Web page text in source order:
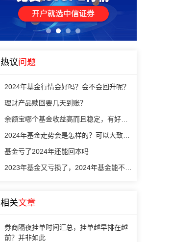
1
热议问题
2024年基金行情会好吗？会不会回升呢？
理财产品赎回要几天到账？
基金亏了2024年还能回本吗
相关文章
券商隔夜挂单时间汇总，挂单越早排在越
前？并非如此